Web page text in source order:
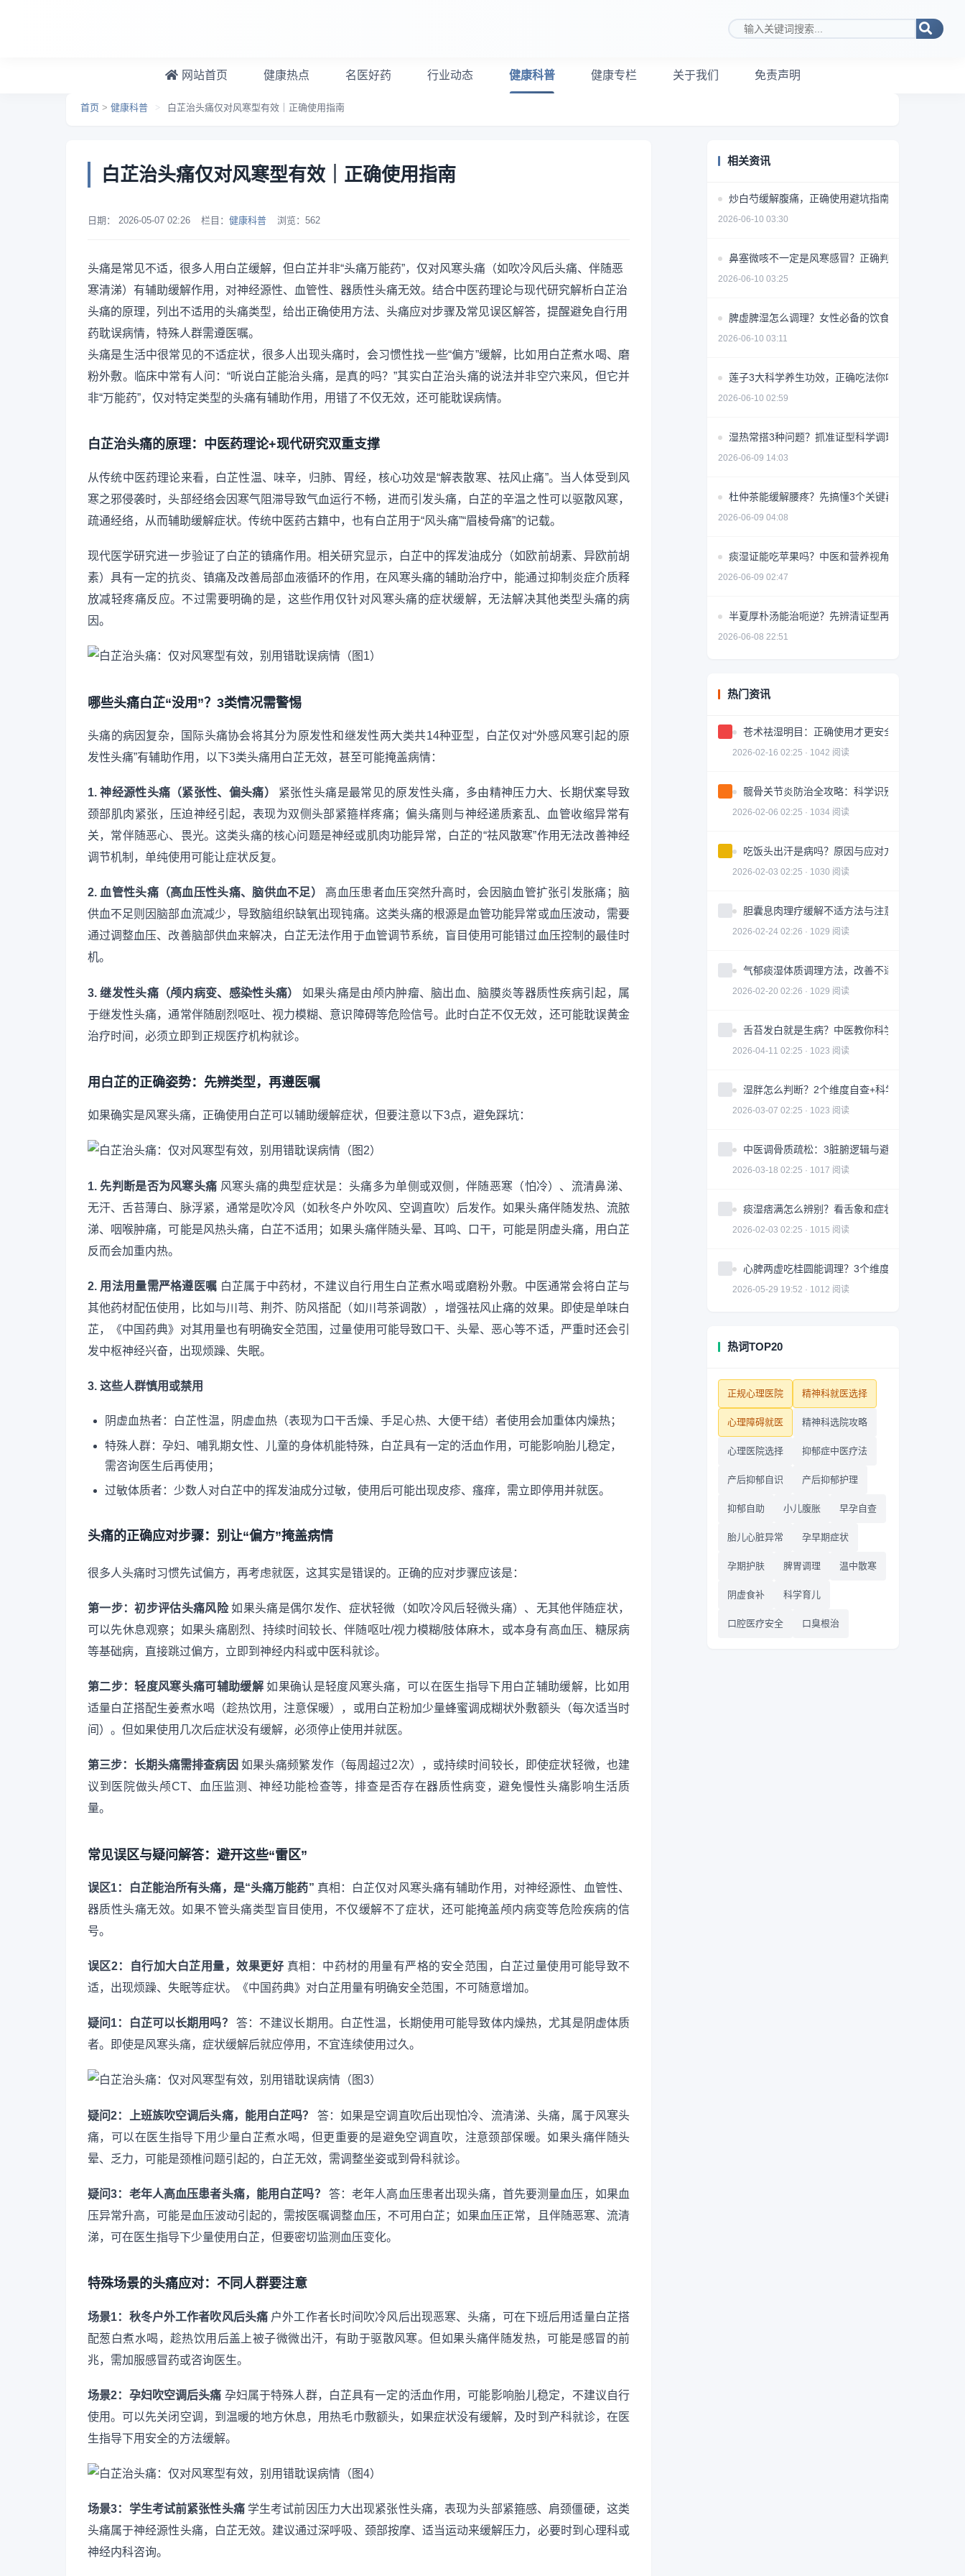
搜索关键词
网站首页 健康热点 名医好药 行业动态 健康科普 健康专栏 关于我们 免责声明
首页 > 健康科普 > 白芷治头痛仅对风寒型有效｜正确使用指南
白芷治头痛仅对风寒型有效｜正确使用指南
日期： 2026-05-07 02:26 栏目： 健康科普 浏览： 562
头痛是常见不适，很多人用白芷缓解，但白芷并非“头痛万能药”，仅对风寒头痛（如吹冷风后头痛、伴随恶
寒清涕）有辅助缓解作用，对神经源性、血管性、器质性头痛无效。结合中医药理论与现代研究解析白芷治
头痛的原理，列出不适用的头痛类型，给出正确使用方法、头痛应对步骤及常见误区解答，提醒避免自行用
药耽误病情，特殊人群需遵医嘱。
头痛是生活中很常见的不适症状，很多人出现头痛时，会习惯性找一些“偏方”缓解，比如用白芷煮水喝、磨
粉外敷。临床中常有人问：“听说白芷能治头痛，是真的吗？”其实白芷治头痛的说法并非空穴来风，但它并
非“万能药”，仅对特定类型的头痛有辅助作用，用错了不仅无效，还可能耽误病情。
白芷治头痛的原理：中医药理论+现代研究双重支撑
从传统中医药理论来看，白芷性温、味辛，归肺、胃经，核心功效是“解表散寒、祛风止痛”。当人体受到风
寒之邪侵袭时，头部经络会因寒气阻滞导致气血运行不畅，进而引发头痛，白芷的辛温之性可以驱散风寒，
疏通经络，从而辅助缓解症状。传统中医药古籍中，也有白芷用于“风头痛”“眉棱骨痛”的记载。
现代医学研究进一步验证了白芷的镇痛作用。相关研究显示，白芷中的挥发油成分（如欧前胡素、异欧前胡
素）具有一定的抗炎、镇痛及改善局部血液循环的作用，在风寒头痛的辅助治疗中，能通过抑制炎症介质释
放减轻疼痛反应。不过需要明确的是，这些作用仅针对风寒头痛的症状缓解，无法解决其他类型头痛的病
因。
哪些头痛白芷“没用”？3类情况需警惕
头痛的病因复杂，国际头痛协会将其分为原发性和继发性两大类共14种亚型，白芷仅对“外感风寒引起的原
发性头痛”有辅助作用，以下3类头痛用白芷无效，甚至可能掩盖病情：
1. 神经源性头痛（紧张性、偏头痛）
紧张性头痛是最常见的原发性头痛，多由精神压力大、长期伏案导致
颈部肌肉紧张，压迫神经引起，表现为双侧头部紧箍样疼痛；偏头痛则与神经递质紊乱、血管收缩异常有
关，常伴随恶心、畏光。这类头痛的核心问题是神经或肌肉功能异常，白芷的“祛风散寒”作用无法改善神经
调节机制，单纯使用可能让症状反复。
2. 血管性头痛（高血压性头痛、脑供血不足）
高血压患者血压突然升高时，会因脑血管扩张引发胀痛；脑
供血不足则因脑部血流减少，导致脑组织缺氧出现钝痛。这类头痛的根源是血管功能异常或血压波动，需要
通过调整血压、改善脑部供血来解决，白芷无法作用于血管调节系统，盲目使用可能错过血压控制的最佳时
机。
3. 继发性头痛（颅内病变、感染性头痛）
如果头痛是由颅内肿瘤、脑出血、脑膜炎等器质性疾病引起，属
于继发性头痛，通常伴随剧烈呕吐、视力模糊、意识障碍等危险信号。此时白芷不仅无效，还可能耽误黄金
治疗时间，必须立即到正规医疗机构就诊。
用白芷的正确姿势：先辨类型，再遵医嘱
如果确实是风寒头痛，正确使用白芷可以辅助缓解症状，但要注意以下3点，避免踩坑：
1. 先判断是否为风寒头痛 风寒头痛的典型症状是：头痛多为单侧或双侧，伴随恶寒（怕冷）、流清鼻涕、
无汗、舌苔薄白、脉浮紧，通常是吹冷风（如秋冬户外吹风、空调直吹）后发作。如果头痛伴随发热、流脓
涕、咽喉肿痛，可能是风热头痛，白芷不适用；如果头痛伴随头晕、耳鸣、口干，可能是阴虚头痛，用白芷
反而会加重内热。
2. 用法用量需严格遵医嘱 白芷属于中药材，不建议自行用生白芷煮水喝或磨粉外敷。中医通常会将白芷与
其他药材配伍使用，比如与川芎、荆芥、防风搭配（如川芎茶调散），增强祛风止痛的效果。即使是单味白
芷，《中国药典》对其用量也有明确安全范围，过量使用可能导致口干、头晕、恶心等不适，严重时还会引
发中枢神经兴奋，出现烦躁、失眠。
3. 这些人群慎用或禁用
阴虚血热者：白芷性温，阴虚血热（表现为口干舌燥、手足心热、大便干结）者使用会加重体内燥热；
特殊人群：孕妇、哺乳期女性、儿童的身体机能特殊，白芷具有一定的活血作用，可能影响胎儿稳定，
需咨询医生后再使用；
过敏体质者：少数人对白芷中的挥发油成分过敏，使用后可能出现皮疹、瘙痒，需立即停用并就医。
头痛的正确应对步骤：别让“偏方”掩盖病情
很多人头痛时习惯先试偏方，再考虑就医，这其实是错误的。正确的应对步骤应该是：
第一步：初步评估头痛风险如果头痛是偶尔发作、症状轻微（如吹冷风后轻微头痛）、无其他伴随症状，
可以先休息观察；如果头痛剧烈、持续时间较长、伴随呕吐/视力模糊/肢体麻木，或本身有高血压、糖尿病
等基础病，直接跳过偏方，立即到神经内科或中医科就诊。
第二步：轻度风寒头痛可辅助缓解如果确认是轻度风寒头痛，可以在医生指导下用白芷辅助缓解，比如用
适量白芷搭配生姜煮水喝（趁热饮用，注意保暖），或用白芷粉加少量蜂蜜调成糊状外敷额头（每次适当时
间）。但如果使用几次后症状没有缓解，必须停止使用并就医。
第三步：长期头痛需排查病因 如果头痛频繁发作（每周超过2次），或持续时间较长，即使症状轻微，也建
议到医院做头颅CT、血压监测、神经功能检查等，排查是否存在器质性病变，避免慢性头痛影响生活质
量。
常见误区与疑问解答：避开这些“雷区”
误区1：白芷能治所有头痛，是“头痛万能药” 真相：白芷仅对风寒头痛有辅助作用，对神经源性、血管性、
器质性头痛无效。如果不管头痛类型盲目使用，不仅缓解不了症状，还可能掩盖颅内病变等危险疾病的信
号。
误区2：自行加大白芷用量，效果更好 真相：中药材的用量有严格的安全范围，白芷过量使用可能导致不
适，出现烦躁、失眠等症状。《中国药典》对白芷用量有明确安全范围，不可随意增加。
疑问1：白芷可以长期用吗？
答：不建议长期用。白芷性温，长期使用可能导致体内燥热，尤其是阴虚体质
者。即使是风寒头痛，症状缓解后就应停用，不宜连续使用过久。
疑问2：上班族吹空调后头痛，能用白芷吗？
答：如果是空调直吹后出现怕冷、流清涕、头痛，属于风寒头
痛，可以在医生指导下用少量白芷煮水喝，但更重要的是避免空调直吹，注意颈部保暖。如果头痛伴随头
晕、乏力，可能是颈椎问题引起的，白芷无效，需调整坐姿或到骨科就诊。
疑问3：老年人高血压患者头痛，能用白芷吗？
答：老年人高血压患者出现头痛，首先要测量血压，如果血
压异常升高，可能是血压波动引起的，需按医嘱调整血压，不可用白芷；如果血压正常，且伴随恶寒、流清
涕，可在医生指导下少量使用白芷，但要密切监测血压变化。
特殊场景的头痛应对：不同人群要注意
场景1：秋冬户外工作者吹风后头痛 户外工作者长时间吹冷风后出现恶寒、头痛，可在下班后用适量白芷搭
配葱白煮水喝，趁热饮用后盖上被子微微出汗，有助于驱散风寒。但如果头痛伴随发热，可能是感冒的前
兆，需加服感冒药或咨询医生。
场景2：孕妇吹空调后头痛 孕妇属于特殊人群，白芷具有一定的活血作用，可能影响胎儿稳定，不建议自行
使用。可以先关闭空调，到温暖的地方休息，用热毛巾敷额头，如果症状没有缓解，及时到产科就诊，在医
生指导下用安全的方法缓解。
场景3：学生考试前紧张性头痛学生考试前因压力大出现紧张性头痛，表现为头部紧箍感、肩颈僵硬，这类
头痛属于神经源性头痛，白芷无效。建议通过深呼吸、颈部按摩、适当运动来缓解压力，必要时到心理科或
神经内科咨询。
相关资讯
炒白芍缓解腹痛，正确使用避坑指南
2026-06-10 03:30
鼻塞微咳不一定是风寒感冒？正确判断方法揭秘
2026-06-10 03:25
脾虚脾湿怎么调理？女性必备的饮食+药物+生活方式
2026-06-10 03:11
莲子3大科学养生功效，正确吃法你吃对了吗？
2026-06-10 02:59
湿热常搭3种问题？抓准证型科学调理少走弯路
2026-06-09 14:03
杜仲茶能缓解腰疼？先搞懂3个关键再喝
2026-06-09 04:08
痰湿证能吃苹果吗？中医和营养视角详解
2026-06-09 02:47
半夏厚朴汤能治呃逆？先辨清证型再用
2026-06-08 22:51
热门资讯
苍术祛湿明目：正确使用才更安全有效
2026-02-16 02:25 · 1042 阅读
髋骨关节炎防治全攻略：科学识别与有效治疗
2026-02-06 02:25 · 1034 阅读
吃饭头出汗是病吗？原因与应对方法
2026-02-03 02:25 · 1030 阅读
胆囊息肉理疗缓解不适方法与注意事项
2026-02-24 02:26 · 1029 阅读
气郁痰湿体质调理方法，改善不适症状
2026-02-20 02:26 · 1029 阅读
舌苔发白就是生病？中医教你科学判断与调理全
2026-04-11 02:25 · 1023 阅读
湿胖怎么判断？2个维度自查+科学调理指南
2026-03-07 02:25 · 1023 阅读
中医调骨质疏松：3脏腑逻辑与避坑指南｜科学护
2026-03-18 02:25 · 1017 阅读
痰湿痞满怎么辨别？看舌象和症状
2026-02-03 02:25 · 1015 阅读
心脾两虚吃桂圆能调理？3个维度帮你科学改善
2026-05-29 19:52 · 1012 阅读
热词TOP20
正规心理医院 精神科就医选择
心理障碍就医 精神科选院攻略
心理医院选择 抑郁症中医疗法
产后抑郁自识 产后抑郁护理
抑郁自助 小儿腹胀 早孕自查
胎儿心脏异常 孕早期症状
孕期护肤 脾胃调理 温中散寒
阴虚食补 科学育儿
口腔医疗安全 口臭根治